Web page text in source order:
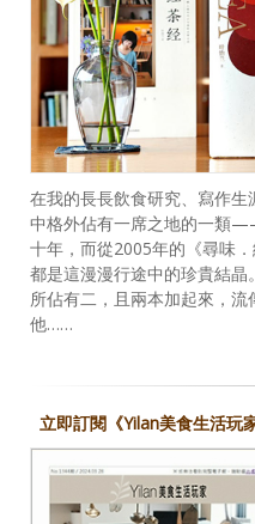
在我的長長飲食研究、寫作
中格外佔有一席之地的一類
十年，而從2005年的《尋味
都是這漫漫行途中的珍貴結
所佔有二，且兩本加起來，
他……
立即訂閱《Yilan美食生活玩